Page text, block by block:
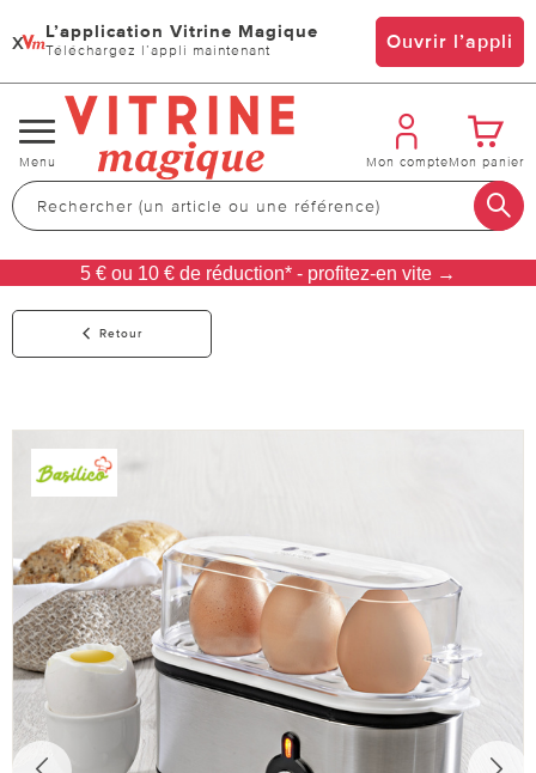
x L’application Vitrine Magique
Téléchargez l’appli maintenant Ouvrir l’appli
Changer
de
navigation
Menu Mon compteMon panier
5 € ou 10 € de réduction* - profitez-en vite →
Retour